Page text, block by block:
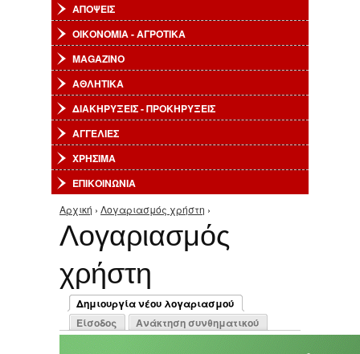
ΑΠΟΨΕΙΣ
ΟΙΚΟΝΟΜΙΑ - ΑΓΡΟΤΙΚΑ
MAGAZINO
ΑΘΛΗΤΙΚΑ
ΔΙΑΚΗΡΥΞΕΙΣ - ΠΡΟΚΗΡΥΞΕΙΣ
ΑΓΓΕΛΙΕΣ
ΧΡΗΣΙΜΑ
ΕΠΙΚΟΙΝΩΝΙΑ
Είστε εδώ
Αρχική › Λογαριασμός χρήστη ›
Λογαριασμός
χρήστη
Πρωτεύουσες καρτέλες
Δημιουργία νέου λογαριασμού
(ενεργή καρτέλα)
Είσοδος Ανάκτηση συνθηματικού